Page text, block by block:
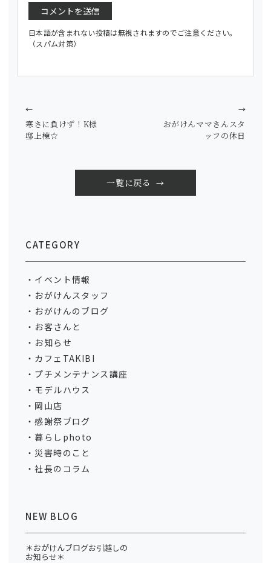
日本語が含まれない投稿は無視されますのでご注意ください。
（スパム対策）
寒さに負けず！K様
邸上棟☆
←
一覧に戻る
おがけんママさんスタ
ッフの休日
→
CATEGORY
イベント情報
おがけんスタッフ
おがけんのブログ
お客さんと
お知らせ
カフェTAKIBI
プチメンテナンス講座
モデルハウス
岡山店
感謝祭ブログ
暮らしphoto
災害時のこと
社長のコラム
NEW BLOG
＊おがけんブログお引越しの
お知らせ＊